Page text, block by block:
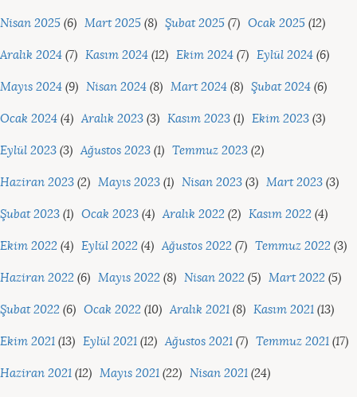
Nisan 2025 (6) Mart 2025 (8) Şubat 2025 (7) Ocak 2025 (12)
Aralık 2024 (7) Kasım 2024 (12) Ekim 2024 (7) Eylül 2024 (6)
Mayıs 2024 (9) Nisan 2024 (8) Mart 2024 (8) Şubat 2024 (6)
Ocak 2024 (4) Aralık 2023 (3) Kasım 2023 (1) Ekim 2023 (3)
Eylül 2023 (3) Ağustos 2023 (1) Temmuz 2023 (2)
Haziran 2023 (2) Mayıs 2023 (1) Nisan 2023 (3) Mart 2023 (3)
Şubat 2023 (1) Ocak 2023 (4) Aralık 2022 (2) Kasım 2022 (4)
Ekim 2022 (4) Eylül 2022 (4) Ağustos 2022 (7) Temmuz 2022 (3)
Haziran 2022 (6) Mayıs 2022 (8) Nisan 2022 (5) Mart 2022 (5)
Şubat 2022 (6) Ocak 2022 (10) Aralık 2021 (8) Kasım 2021 (13)
Ekim 2021 (13) Eylül 2021 (12) Ağustos 2021 (7) Temmuz 2021 (17)
Haziran 2021 (12) Mayıs 2021 (22) Nisan 2021 (24)